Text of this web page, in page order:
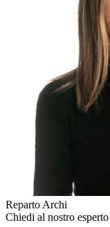
Reparto Archi
Chiedi al nostro esperto